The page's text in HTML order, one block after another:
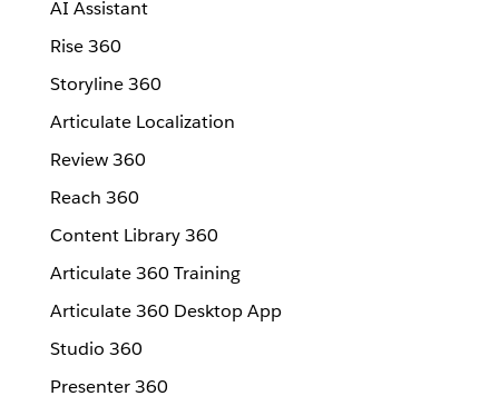
AI Assistant
Rise 360
Storyline 360
Articulate Localization
Review 360
Reach 360
Content Library 360
Articulate 360 Training
Articulate 360 Desktop App
Studio 360
Presenter 360